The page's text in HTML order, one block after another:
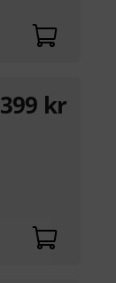
399 kr